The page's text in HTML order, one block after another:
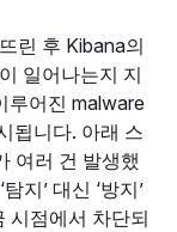
린 후 Kibana의
일어나는지 지
루어진 malware
됩니다. 아래 스
여러 건 발생했
지’ 대신 ‘방지’
시점에서 차단되